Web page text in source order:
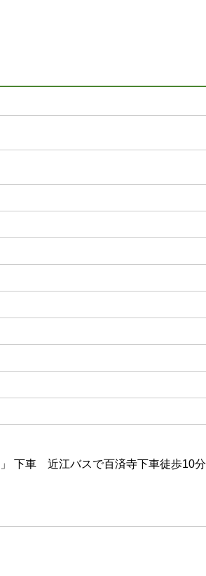
」 下車 近江バスで百済寺下車徒歩10分